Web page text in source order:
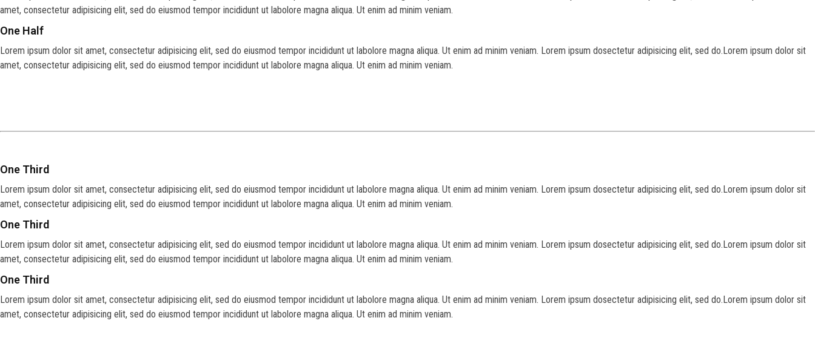
amet, consectetur adipisicing elit, sed do eiusmod tempor incididunt ut labolore magna aliqua. Ut enim ad minim veniam.
One Half
Lorem ipsum dolor sit amet, consectetur adipisicing elit, sed do eiusmod tempor incididunt ut labolore magna aliqua. Ut enim ad minim veniam. Lorem ipsum dosectetur adipisicing elit, sed do.Lorem ipsum dolor sit
amet, consectetur adipisicing elit, sed do eiusmod tempor incididunt ut labolore magna aliqua. Ut enim ad minim veniam.
One Third
Lorem ipsum dolor sit amet, consectetur adipisicing elit, sed do eiusmod tempor incididunt ut labolore magna aliqua. Ut enim ad minim veniam. Lorem ipsum dosectetur adipisicing elit, sed do.Lorem ipsum dolor sit
amet, consectetur adipisicing elit, sed do eiusmod tempor incididunt ut labolore magna aliqua. Ut enim ad minim veniam.
One Third
Lorem ipsum dolor sit amet, consectetur adipisicing elit, sed do eiusmod tempor incididunt ut labolore magna aliqua. Ut enim ad minim veniam. Lorem ipsum dosectetur adipisicing elit, sed do.Lorem ipsum dolor sit
amet, consectetur adipisicing elit, sed do eiusmod tempor incididunt ut labolore magna aliqua. Ut enim ad minim veniam.
One Third
Lorem ipsum dolor sit amet, consectetur adipisicing elit, sed do eiusmod tempor incididunt ut labolore magna aliqua. Ut enim ad minim veniam. Lorem ipsum dosectetur adipisicing elit, sed do.Lorem ipsum dolor sit
amet, consectetur adipisicing elit, sed do eiusmod tempor incididunt ut labolore magna aliqua. Ut enim ad minim veniam.